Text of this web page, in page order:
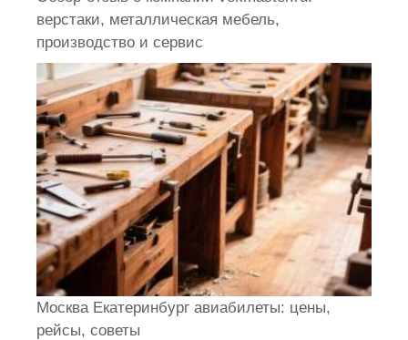
верстаки, металлическая мебель,
производство и сервис
Москва Екатеринбург авиабилеты: цены,
рейсы, советы